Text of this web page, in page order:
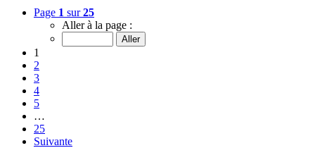
Page 1 sur25
Aller à la page :
1
2
3
4
5
…
25
Suivante